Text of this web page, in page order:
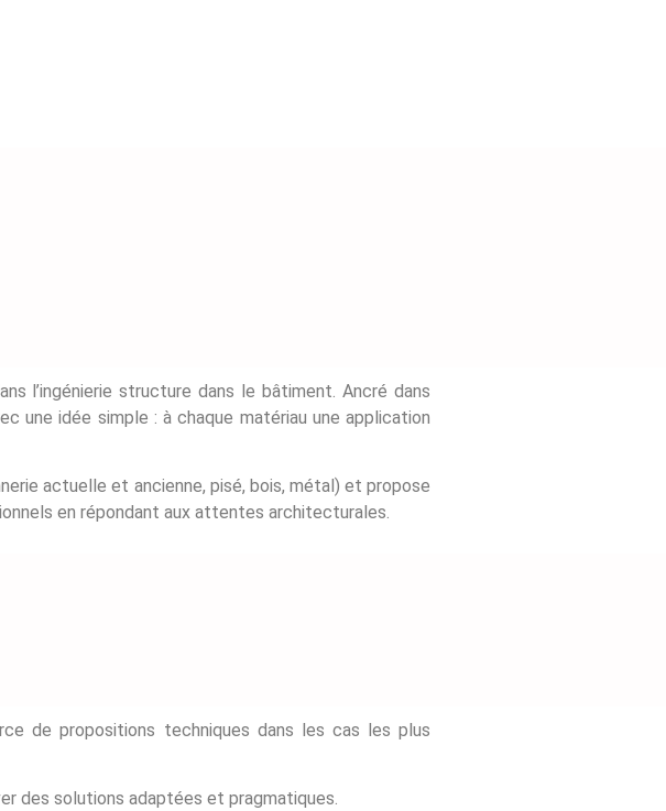
l’ingénierie structure dans le bâtiment. Ancré dans
une idée simple : à chaque matériau une application
actuelle et ancienne, pisé, bois, métal) et propose
en répondant aux attentes architecturales.
de propositions techniques dans les cas les plus
des solutions adaptées et pragmatiques.